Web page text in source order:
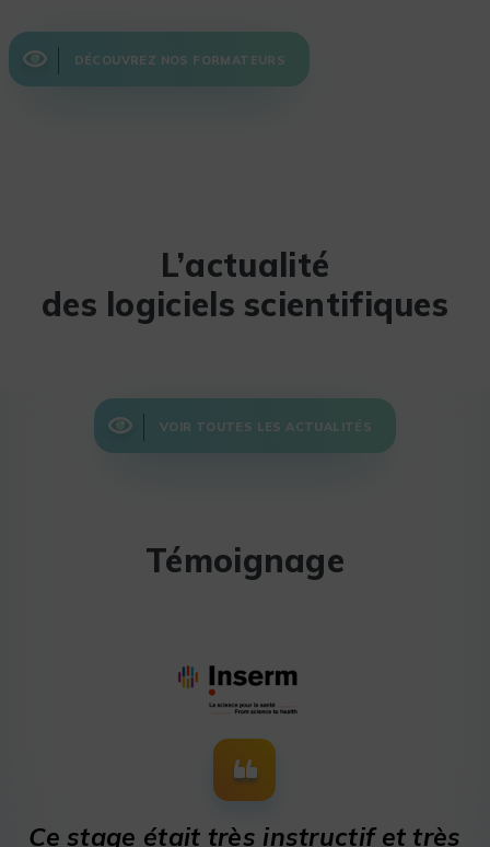
DÉCOUVREZ NOS FORMATEURS
L’actualité
des logiciels scientifiques
VOIR TOUTES LES ACTUALITÉS
Témoignage
Ce stage était très instructif et très